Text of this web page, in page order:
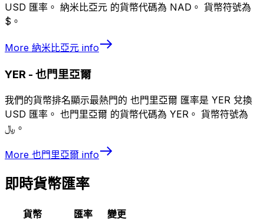
USD 匯率。 納米比亞元 的貨幣代碼為 NAD。 貨幣符號為
$。
More 納米比亞元 info
YER - 也門里亞爾
我們的貨幣排名顯示最熱門的 也門里亞爾 匯率是 YER 兌換
USD 匯率。 也門里亞爾 的貨幣代碼為 YER。 貨幣符號為
﷼。
More 也門里亞爾 info
即時貨幣匯率
貨幣 匯率
變更